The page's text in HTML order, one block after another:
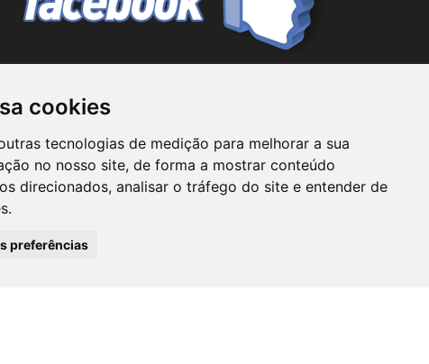
cookies
tecnologias de medição para melhorar a sua
no nosso site, de forma a mostrar conteúdo
direcionados, analisar o tráfego do site e entender de
preferências
prestador de serviços de consultoria ou ainda
não assume responsabilidade por nenhuma
Classificados Curitiba não se responsabiliza por
o usuário na realização de qualquer tipo de
e seus funcionários.